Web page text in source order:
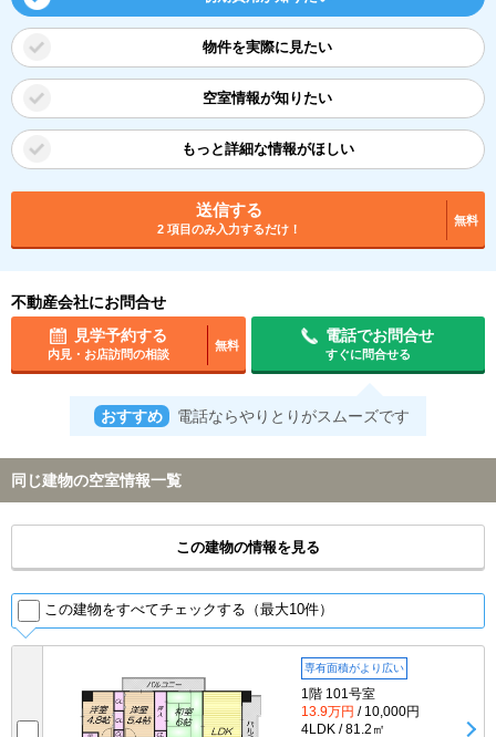
物件を実際に見たい
空室情報が知りたい
もっと詳細な情報がほしい
送信する
2 項目のみ入力するだけ！
無料
不動産会社にお問合せ
見学予約する
内見・お店訪問の相談
無料
電話でお問合せ
すぐに問合せる
おすすめ 電話ならやりとりがスムーズです
同じ建物の空室情報一覧
この建物の情報を見る
この建物をすべてチェックする（最大10件）
専有面積がより広い
1階 101号室
13.9万円 / 10,000円
4LDK / 81.2㎡